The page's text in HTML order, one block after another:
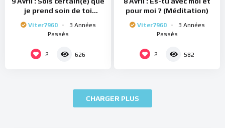
je prend soin de toi
Viter7960
3 Années
Passés
2 626
pour moi ? (Méditation)
Viter7960
3 Années
Passés
2 582
CHARGER PLUS